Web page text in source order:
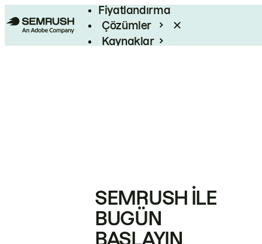
Fiyatlandırma
Çözümler
Kaynaklar
SEMRUSH ILE
BUGÜN
BAŞLAYIN